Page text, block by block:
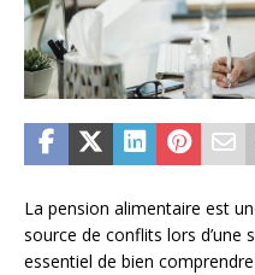
La pension alimentaire est
source de conflits lors d’une
essentiel de bien